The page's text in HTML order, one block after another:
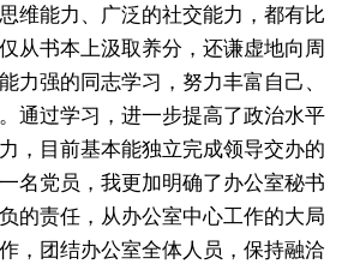
能力、广泛的社交能力，都有比
从书本上汲取养分，还谦虚地向周
力强的同志学习，努力丰富自己、
通过学习，进一步提高了政治水平
，目前基本能独立完成领导交办的
名党员，我更加明确了办公室秘书
的责任，从办公室中心工作的大局
，团结办公室全体人员，保持融洽